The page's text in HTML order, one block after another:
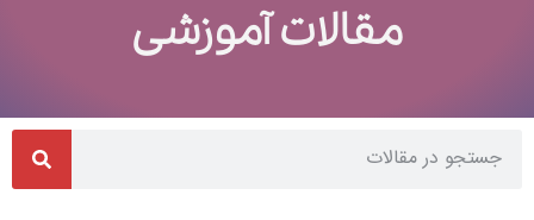
مقالات آموزشی